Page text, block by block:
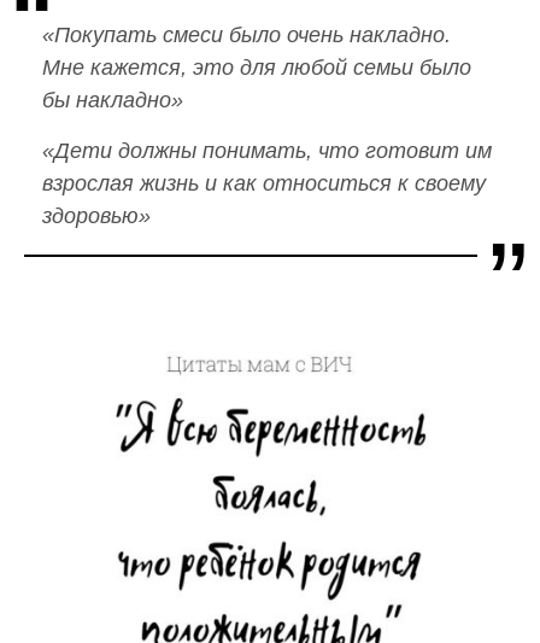
«Покупать смеси было очень накладно.
Мне кажется, это для любой семьи было
бы накладно»
«Дети должны понимать, что готовит им
взрослая жизнь и как относиться к своему
здоровью»